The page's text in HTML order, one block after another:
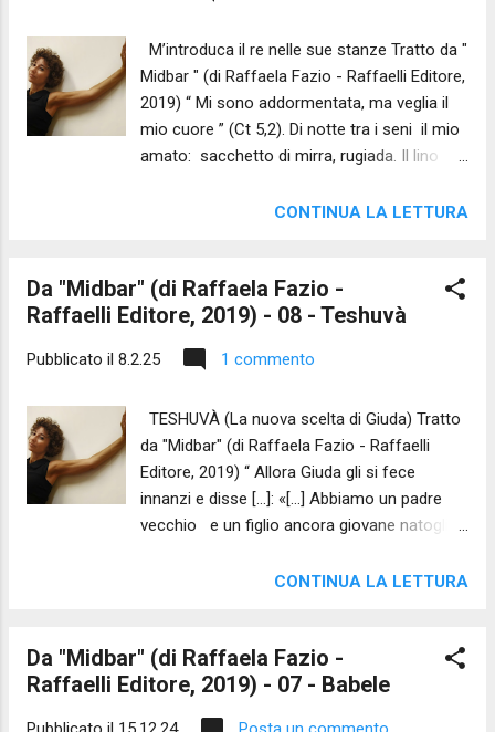
fondo dei tuoi anni alzi lo sguardo?
Hai visto e sei accorso. Non chiedi chi sia lo
straniero. Non cerchi un segno. Nel suo
panim accogli il volt...
M’introduca il re nelle sue stanze Tratto da "
Midbar " (di Raffaela Fazio - Raffaelli Editore,
2019) “ Mi sono addormentata, ma veglia il
mio cuore ” (Ct 5,2). Di notte tra i seni il mio
amato: sacchetto di mirra, rugiada. Il lino
sacro vuoto fragile potente ineffabile
steli acri e lievi. Recluso nel giardino, il
giardino delle noci come un sogno
Dentro il tempo infinito il suo principio, la
scuotete dal sonno l’amore se non vuole!
Nella fessura ha introdotto le dita. Ho aperto
ma lui si è ritratto, è svanito.
Muto lo spasmo. Una...
CONTINUA LA LETTURA
Da "Midbar" (di Raffaela Fazio -
Raffaelli Editore, 2019) - 08 - Teshuvà
Pubblicato il 8.2.25 1 commento
TESHUVÀ (La nuova scelta di Giuda) Tratto
da "Midbar" (di Raffaela Fazio - Raffaelli
Editore, 2019) “ Allora Giuda gli si fece
innanzi e disse […]: «[…] Abbiamo un padre
vecchio e un figlio ancora giovane natogli in
egli è rimasto l’unico figlio di quella
giovinetto torni lassù con i suoi fratelli! […]»”
(Gn 44,18.20.33). Spogliammo, vendemmo il
CONTINUA LA LETTURA
Da "Midbar" (di Raffaela Fazio -
Raffaelli Editore, 2019) - 07 - Babele